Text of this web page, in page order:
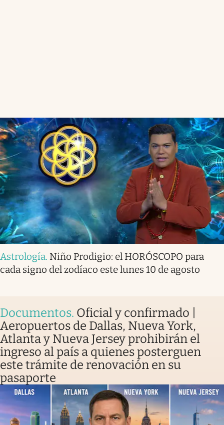
Astrología. Niño Prodigio: el HORÓSCOPO para
cada signo del zodíaco este lunes 10 de agosto
Documentos. Oficial y confirmado |
Aeropuertos de Dallas, Nueva York,
Atlanta y Nueva Jersey prohibirán el
ingreso al país a quienes posterguen
este trámite de renovación en su
pasaporte